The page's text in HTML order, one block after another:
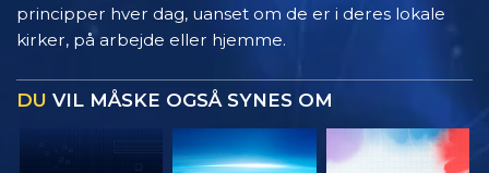
principper hver dag, uanset om de er i deres lokale
kirker, på arbejde eller hjemme.
DU VIL MÅSKE OGSÅ SYNES OM